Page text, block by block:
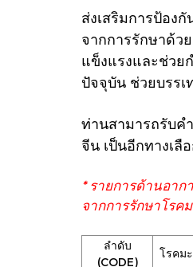
ส่งเสริมการป้อง
จากการรักษาด้ว
แข็งแรงและช่วย
ปัจจุบัน ช่วยบรรเ
ท่านสามารถรับค
จีน เป็นอีกทางเลื
* รายการด้านอา
จากการรักษาโรค
ลำดับ
(CODE)
โรคม